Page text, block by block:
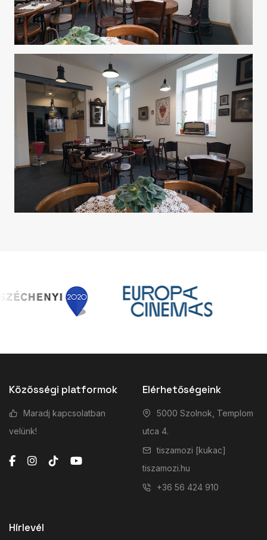
Közösségi platformok
Maradj kapcsolatban
velünk!
Elérhetőségeink
5000 Szolnok, Templom
utca 4.
tiszamozi [kukac]
tiszamozi.hu
+36 56 424 910
Hírlevél